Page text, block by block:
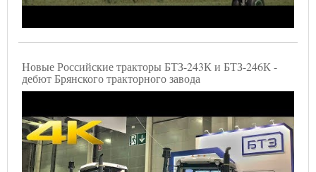
Новые Российские тракторы БТЗ-243К и БТЗ-246К -
дебют Брянского тракторного завода